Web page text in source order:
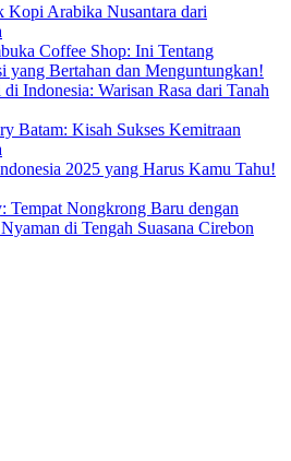
Arabika Nusantara dari
Coffee Shop: Ini Tentang
yang Bertahan dan Menguntungkan!
Indonesia: Warisan Rasa dari Tanah
Batam: Kisah Sukses Kemitraan
2025 yang Harus Kamu Tahu!
Tempat Nongkrong Baru dengan
di Tengah Suasana Cirebon